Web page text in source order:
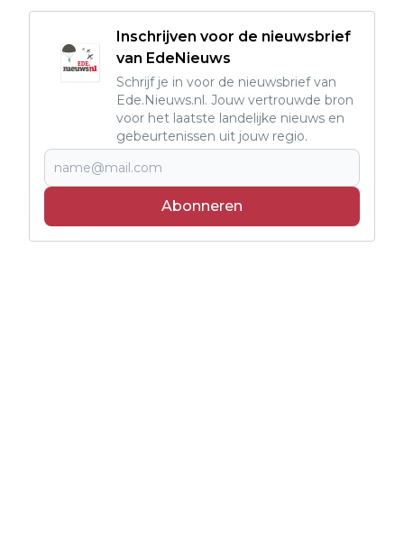
Inschrijven voor de nieuwsbrief
van EdeNieuws
Schrijf je in voor de nieuwsbrief van
Ede.Nieuws.nl. Jouw vertrouwde bron
voor het laatste landelijke nieuws en
gebeurtenissen uit jouw regio.
Abonneren